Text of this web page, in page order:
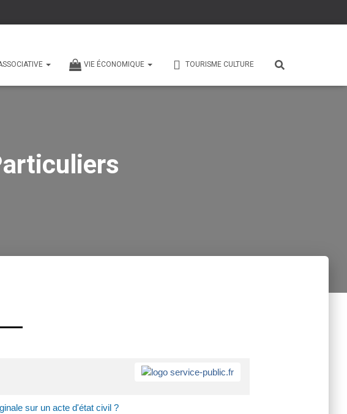
VIE ÉCONOMIQUE TOURISME CULTURE
sur un acte d'état civil ?